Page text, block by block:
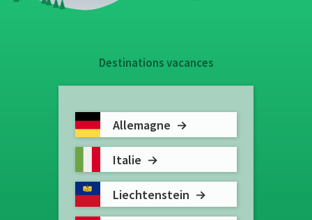
Destinations vacances
Allemagne
Italie
Liechtenstein